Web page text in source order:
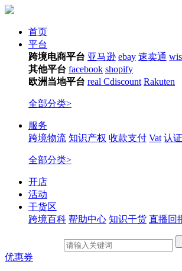
首页
平台
跨境电商平台 亚马逊 ebay 速卖通
其他平台 facebook shopify
欧洲当地平台 real Cdiscount Rakuten
全部分类>
服务
跨境物流 知识产权 收款支付 Vat 认
全部分类>
开店
活动
干货区
跨境百科 帮助中心 知识干货 直播回
优惠券